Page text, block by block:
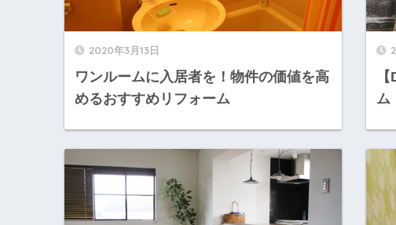
2020年3月13日
ワンルームに入居者を！物件の価値を高
めるおすすめリフォーム
ム